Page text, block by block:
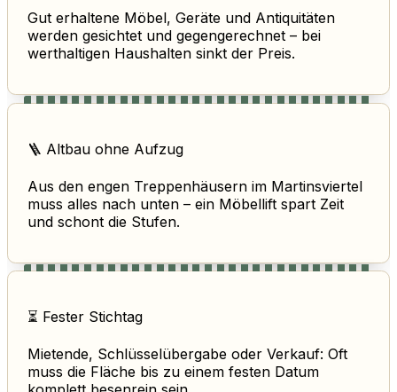
Gut erhaltene Möbel, Geräte und Antiquitäten
werden gesichtet und gegengerechnet – bei
werthaltigen Haushalten sinkt der Preis.
🪜 Altbau ohne Aufzug
Aus den engen Treppenhäusern im Martinsviertel
muss alles nach unten – ein Möbellift spart Zeit
und schont die Stufen.
⏳ Fester Stichtag
Mietende, Schlüsselübergabe oder Verkauf: Oft
muss die Fläche bis zu einem festen Datum